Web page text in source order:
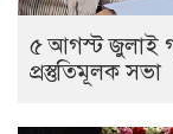
৫ আগস্ট জুলাই
প্রস্তুতিমূলক সভা